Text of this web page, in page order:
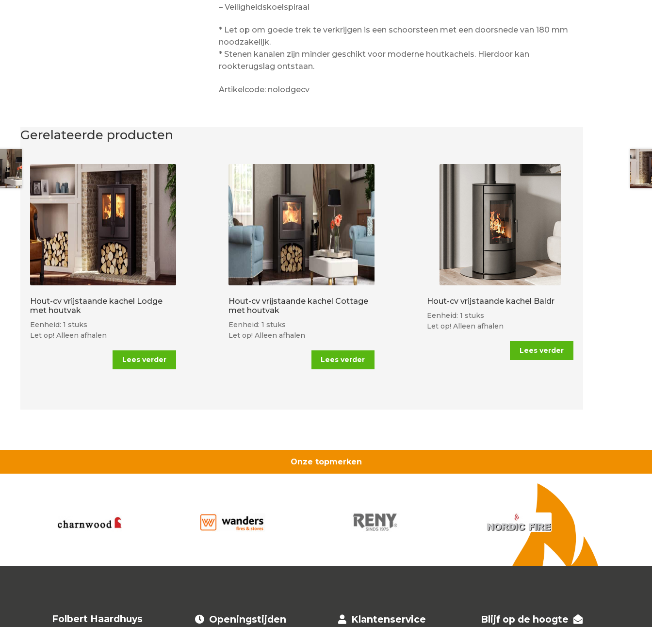
– Veiligheidskoelspiraal
* Let op om goede trek te verkrijgen is een schoorsteen met een doorsnede van 180 mm
noodzakelijk.
* Stenen kanalen zijn minder geschikt voor moderne houtkachels. Hierdoor kan
rookterugslag ontstaan.
Artikelcode: nolodgecv
Gerelateerde producten
Hout-cv vrijstaande kachel Lodge
met houtvak
Eenheid: 1 stuks
Let op! Alleen afhalen
Lees verder
Hout-cv vrijstaande kachel Cottage
met houtvak
Eenheid: 1 stuks
Let op! Alleen afhalen
Lees verder
Hout-cv vrijstaande kachel Baldr
Eenheid: 1 stuks
Let op! Alleen afhalen
Lees verder
Onze topmerken
Folbert Haardhuys Openingstijden Klantenservice Blijf op de hoogte